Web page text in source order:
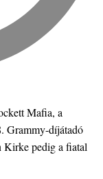
Mafia, a
Grammy-díjátadó
Kirke pedig a fiatal